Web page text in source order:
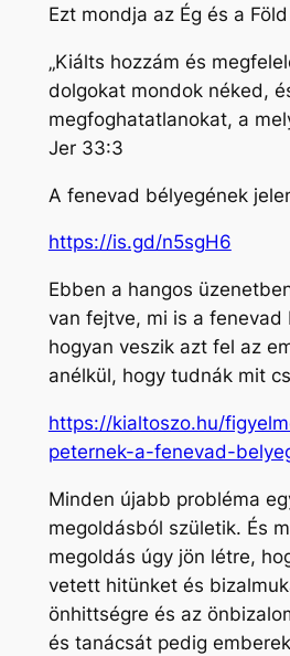
Ezt mondja az Ég és a
„Kiálts hozzám és
dolgokat mondok néked,
megfoghatatlanokat, a
Jer 33:3
A fenevad bélyegének
https://is.gd/n5sgH6
Ebben a hangos
van fejtve, mi is a fenevad
hogyan veszik azt fel az
anélkül, hogy tudnák mit
https://kialtoszo.hu/
peternek-a-fenevad-
Minden újabb probléma
megoldásból születik. És
megoldás úgy jön létre,
vetett hitünket és
önhittségre és az
és tanácsát pedig